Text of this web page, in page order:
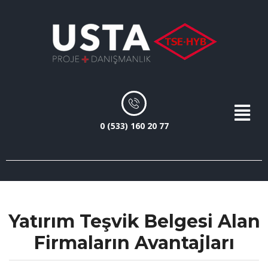
0 (533) 160 20 77
Yatırım Teşvik Belgesi Alan
Firmaların Avantajları